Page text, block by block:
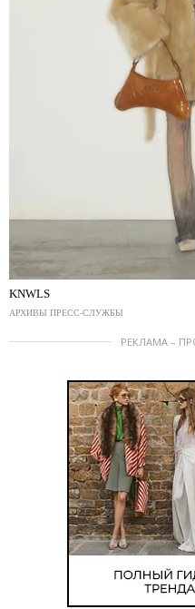
KNWLS
АРХИВЫ ПРЕСС-СЛУЖБЫ
РЕКЛАМА –